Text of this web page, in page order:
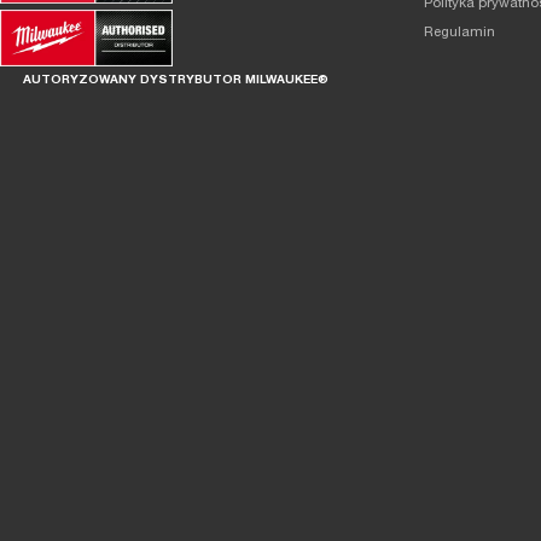
AUTORYZOWANY DYSTRYBUTOR MILWAUKEE®
Polityka
Regulamin